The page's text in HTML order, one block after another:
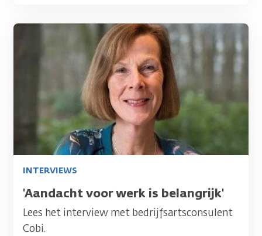
Afbeelding
INTERVIEWS
Titel
'Aandacht voor werk is belangrijk'
Lees het interview met bedrijfsartsconsulent
Cobi.